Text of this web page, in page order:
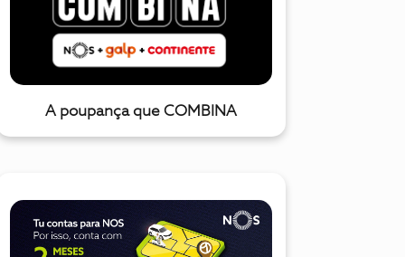
A poupança que COMBINA